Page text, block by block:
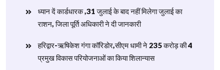
ध्यान दें कार्डधारक ,31 जुलाई के बाद नहीं मिलेगा जुलाई का
राशन, जिला पूर्ति अधिकारी ने दी जानकारी
हरिद्वार-ऋषिकेश गंगा कॉरिडोर,सीएम धामी ने 235 करोड़ की 4
प्रमुख विकास परियोजनाओं का किया शिलान्यास